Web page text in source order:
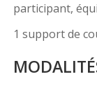
participant,
1 support de